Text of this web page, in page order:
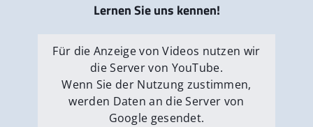
Lernen Sie uns kennen!
Für die Anzeige von Videos nutzen wir
die Server von YouTube.
Wenn Sie der Nutzung zustimmen,
werden Daten an die Server von
Google gesendet.